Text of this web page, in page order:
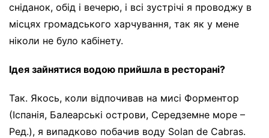
сніданок, обід і вечерю, і всі зустрічі я проводжу в
місцях громадського харчування, так як у мене
ніколи не було кабінету.
Ідея зайнятися водою прийшла в ресторані?
Так. Якось, коли відпочивав на мисі Форментор
(Іспанія, Балеарські острови, Середземне море –
Ред.), я випадково побачив воду Solan de Cabras.